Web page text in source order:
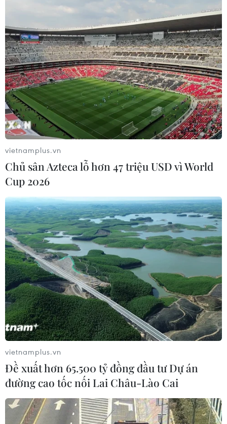
vietnamplus.vn
Chủ sân Azteca lỗ hơn 47 triệu USD vì World
Cup 2026
vietnamplus.vn
Đề xuất hơn 65.500 tỷ đồng đầu tư Dự án
đường cao tốc nối Lai Châu-Lào Cai